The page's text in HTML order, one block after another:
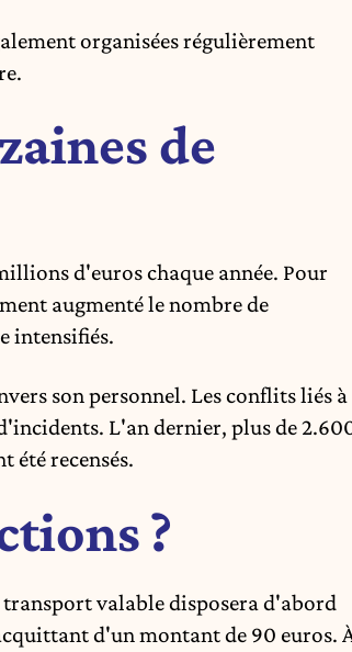
organisées régulièrement
de
d'euros chaque année. Pour
augmenté le nombre de
intensifiés.
son personnel. Les conflits liés à
L'an dernier, plus de
été recensés.
?
valable disposera d'abord
d'un montant de 90 euros.